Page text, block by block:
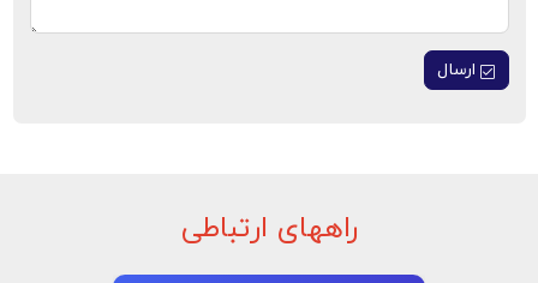
ارسال
راههای ارتباطی